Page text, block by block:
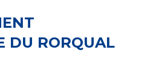
DU RORQUAL